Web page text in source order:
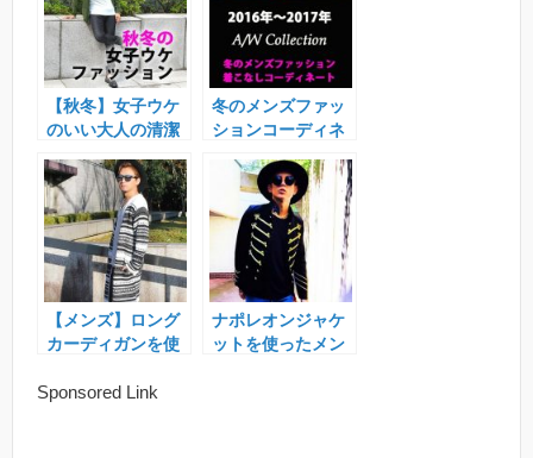
【秋冬】女子ウケ
のいい大人の清潔
ッション
冬のメンズファッ
ションコーディネ
【メンズ】ロング
カーディガンを使
しコーデ特集。
ナポレオンジャケ
ットを使ったメン
Sponsored Link